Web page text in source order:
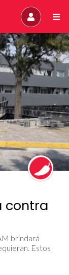
contra
brindará
Estos